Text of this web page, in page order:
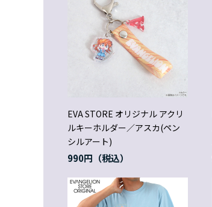
EVA STORE オリジナル アクリ
ルキーホルダー／アスカ(ペン
シルアート)
990円